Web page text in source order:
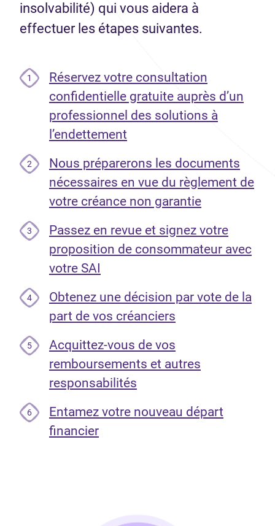
insolvabilité) qui vous aidera à
effectuer les étapes suivantes.
1
Réservez votre consultation
confidentielle gratuite auprès d’un
professionnel des solutions à
l’endettement
2
Nous préparerons les documents
nécessaires en vue du règlement de
votre créance non garantie
3
Passez en revue et signez votre
proposition de consommateur avec
votre SAI
4
Obtenez une décision par vote de la
part de vos créanciers
5
Acquittez-vous de vos
remboursements et autres
responsabilités
6
Entamez votre nouveau départ
financier